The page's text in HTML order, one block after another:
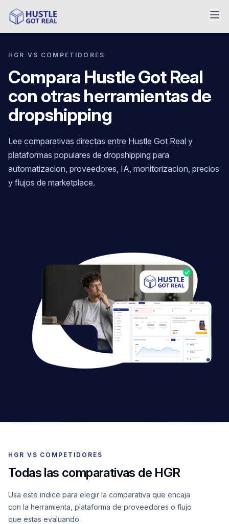
HGR VS COMPETIDORES
Compara Hustle Got Real
con otras herramientas de
dropshipping
Lee comparativas directas entre Hustle Got Real y
plataformas populares de dropshipping para
automatizacion, proveedores, IA, monitorizacion, precios
y flujos de marketplace.
HGR VS COMPETIDORES
Todas las comparativas de HGR
Usa este indice para elegir la comparativa que encaja
con la herramienta, plataforma de proveedores o flujo
que estas evaluando.